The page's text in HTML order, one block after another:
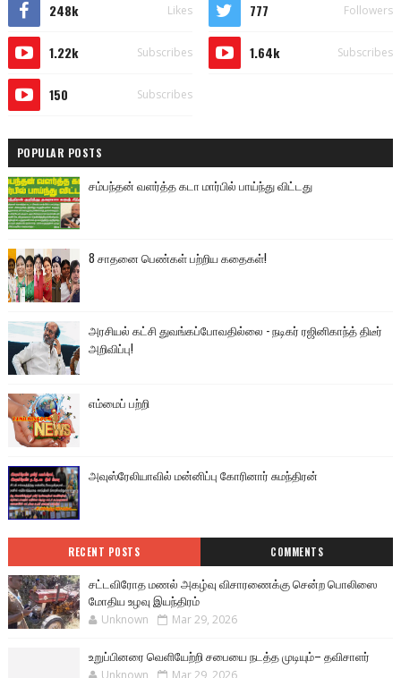
248k Likes 777 Followers
1.22k Subscribes 1.64k Subscribes
150 Subscribes
POPULAR POSTS
சம்பந்தன் வளர்த்த கடா மார்பில் பாய்ந்து விட்டது
8 சாதனை பெண்கள் பற்றிய கதைகள்!
அரசியல் கட்சி துவங்கப்போவதில்லை - நடிகர் ரஜினிகாந்த் திடீர்
அறிவிப்பு!
எம்மைப் பற்றி
அவுஸ்ரேலியாவில் மன்னிப்பு கோரினார் சுமந்திரன்
RECENT POSTS COMMENTS
சட்டவிரோத மணல் அகழ்வு விசாரணைக்கு சென்ற பொலிஸை
மோதிய உழவு இயந்திரம்
Unknown Mar 29, 2026
உறுப்பினரை வெளியேற்றி சபையை நடத்த முடியும்– தவிசாளர்